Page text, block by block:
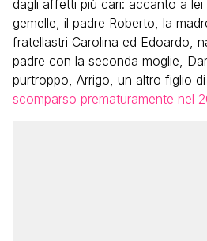
dagli affetti più cari: accanto a lei
gemelle, il padre Roberto, la
fratellastri Carolina ed Edoardo,
padre con la seconda moglie,
purtroppo, Arrigo, un altro figlio
scomparso prematuramente nel